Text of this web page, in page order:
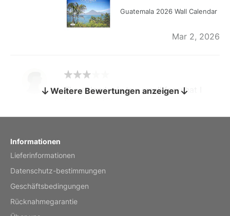
Guatemala 2026 Wall Calendar
Mar 2, 2026
by charles
The calendar is too small for what I
Weitere Bewertungen anzeigen
Informationen
Lieferinformationen
Datenschutz-bestimmungen
Geschäftsbedingungen
Rücknahmegarantie